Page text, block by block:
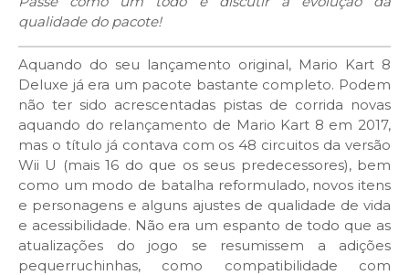
qualidade do pacote!
Aquando do seu lançamento original, Mario Kart 8
Deluxe já era um pacote bastante completo. Podem
não ter sido acrescentadas pistas de corrida novas
aquando do relançamento de Mario Kart 8 em 2017,
mas o título já contava com os 48 circuitos da versão
Wii U (mais 16 do que os seus predecessores), bem
como um modo de batalha reformulado, novos itens
e personagens e alguns ajustes de qualidade de vida
e acessibilidade. Não era um espanto de todo que as
atualizações do jogo se resumissem a adições
pequerruchinhas, como compatibilidade com